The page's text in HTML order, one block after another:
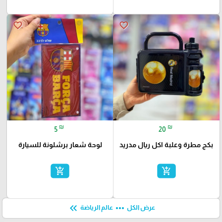
favorite_border
20 ₪
بكج مطرة وعلبة اكل ريال مدريد
add_shopping_cart
favorite_border
5 ₪
لوحة شعار برشلونة للسيارة
add_shopping_cart
عرض الكل more_horiz عالم الرياضة keyboard_double_arrow_left